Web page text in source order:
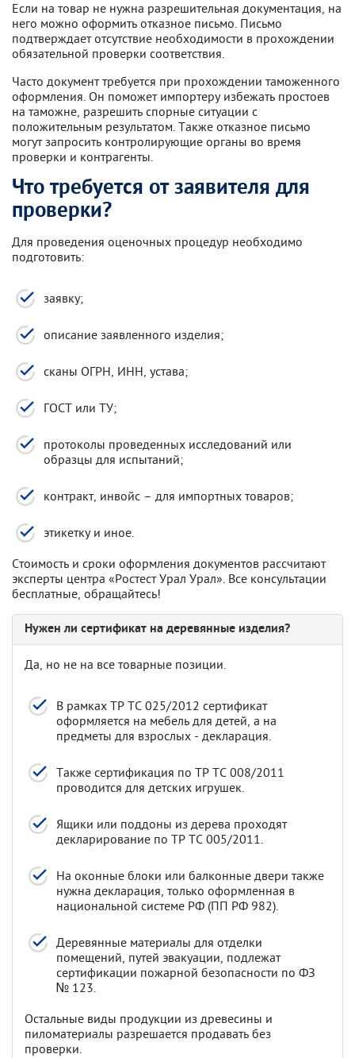
Если на товар не нужна разрешительная документация, на
него можно оформить отказное письмо. Письмо
подтверждает отсутствие необходимости в прохождении
обязательной проверки соответствия.
Часто документ требуется при прохождении таможенного
оформления. Он поможет импортеру избежать простоев
на таможне, разрешить спорные ситуации с
положительным результатом. Также отказное письмо
могут запросить контролирующие органы во время
проверки и контрагенты.
Что требуется от заявителя для
проверки?
Для проведения оценочных процедур необходимо
подготовить:
заявку;
описание заявленного изделия;
сканы ОГРН, ИНН, устава;
ГОСТ или ТУ;
протоколы проведенных исследований или
образцы для испытаний;
контракт, инвойс – для импортных товаров;
этикетку и иное.
Стоимость и сроки оформления документов рассчитают
эксперты центра «Ростест Урал Урал». Все консультации
бесплатные, обращайтесь!
Нужен ли сертификат на деревянные изделия?
Да, но не на все товарные позиции.
В рамках ТР ТС 025/2012 сертификат
оформляется на мебель для детей, а на
предметы для взрослых - декларация.
Также сертификация по ТР ТС 008/2011
проводится для детских игрушек.
Ящики или поддоны из дерева проходят
декларирование по ТР ТС 005/2011.
На оконные блоки или балконные двери также
нужна декларация, только оформленная в
национальной системе РФ (ПП РФ 982).
Деревянные материалы для отделки
помещений, путей эвакуации, подлежат
сертификации пожарной безопасности по ФЗ
№ 123.
Остальные виды продукции из древесины и
пиломатериалы разрешается продавать без
проверки.